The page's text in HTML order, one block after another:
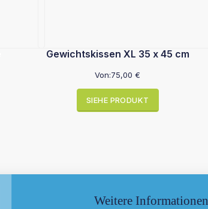
Gewichtskissen XL 35 x 45 cm
Von:75,00€
SIEHE PRODUKT
Weitere